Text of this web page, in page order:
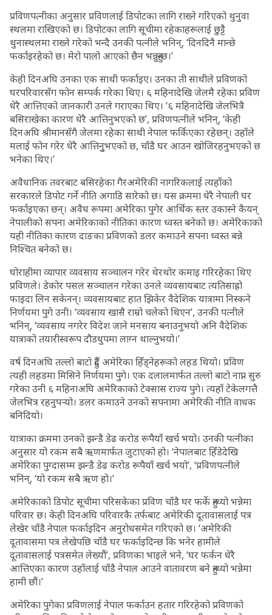
प्रविणपत्नीका अनुसार प्रविणलाई डिपोटका लागि राख्ने गरिएको थुनुवा
स्थलमा राखिएको छ। डिपोटका लागि सूचीमा रहेकाहरूलाई छुट्टै
थुनास्थलमा राख्ने गरेको भन्दै उनकी पत्नीले भनिन्, ‘दिनदिनै मान्छे
फर्काइरहेको छ। मेरो पालो आएको छैन भन्नुहुन्छ।’
केही दिनअघि उनका एक साथी फर्काइए। उनका ती साथीले प्रविणको
घरपरिवारसँग फोन सम्पर्क गरेका थिए। ६ महिनादेखि जेलमै रहेका प्रविण
धेरै आत्तिएको जानकारी उनले गराएका थिए। ‘६ महिनादेखि जेलभित्रै
बसिराखेका कारण धेरै आत्तिनुभएको छ’, प्रविणपत्नीले भनिन्, ‘केही
दिनअघि श्रीमानसँगै जेलमा रहेका साथी नेपाल फर्किएका रहेछन्। उहाँले
मलाई फोन गरेर धेरै आत्तिनुुभएको छ, चाँडै घर आउन खोजिरहनुभएको छ
भनेका थिए।’
अवैधानिक तवरबाट बसिरहेका गैरअमेरिकी नागरिकलाई त्यहाँको
सरकारले डिपोट गर्ने नीति अगाडि सारेको छ। यस क्रममा धेरै नेपाली घर
फर्काइएका छन्। अवैध रूपमा अमेरिका पुगेर आर्थिक स्तर उकास्ने कैयन्
नेपालीको सपना अमेरिकाको नीतिका कारण ध्वस्त बनेको छ। अमेरिकाको
यही नीतिका कारण दाङका प्रविणको डलर कमाउने सपना ध्वस्त बन्ने
निश्चित बनेको छ।
घोराहीमा व्यापार व्यवसाय सञ्चालन गरेर थेरथोर कमाइ गरिरहेका थिए
प्रविणले। डेकोर पसल सञ्चालन गरेका उनले व्यवसायबाट त्यतिसाह्रो
फाइदा लिन सकेनन्। व्यवसायबाट हात झिकेर वैदेशिक यात्रामा निस्कने
निर्णयमा पुगे उनी। ‘व्यवसाय खासै राम्रो चलेको थिएन’, उनकी पत्नीले
भनिन्, ‘व्यवसाय नगरेर विदेश जाने मनसाय बनाउनुभयो अनि वैदेशिक
यात्राको तयारीस्वरूप दौडधुपमा लाग्न थाल्नुभयो।’
वर्ष दिनअघि तल्लो बाटो हुँदै अमेरिका हिँड्नेहरूको लहड थियो। प्रविण
त्यही लहडमा मिसिने निर्णयमा पुगे। एक दलालमार्फत तल्लो बाटो नाप्न सुरु
गरेका उनी ६ महिनाअघि अमेरिकाको टेक्सास राज्य पुगे। त्यहाँ टेकेलगत्तै
जेलभित्र रहनुपर्‍यो। डलर कमाउने उनको सपनामा अमेरिकी नीति वाधक
बनिदियो।
यात्राका क्रममा उनको झन्डै डेढ करोड रूपैयाँ खर्च भयो। उनकी पत्नीका
अनुसार यो रकम सबै ऋणमार्फत जुटाएको हो। ‘नेपालबाट हिँडेदेखि
अमेरिका पुग्दासम्म झन्डै डेढ करोड रूपैयाँ खर्च भयो’, ‘प्रविणपत्नीले
भनिन्, ‘यो रकम सबै ऋण हो।’
अमेरिकाको डिपोट सूचीमा परिसकेका प्रविण चाँडै घर फर्के हुन्थ्यो भन्नेमा
परिवार छ। केही दिनअघि परिवारकै तर्फबाट अमेरिकी दूतावासलाई पत्र
लेखेर चाँडै नेपाल फर्काइदिन अनुरोधसमेत गरिएको छ। ‘अमेरिकी
दूतावासमा पत्र लेखेपछि चाँडै घर फर्काइदिन्छ कि भनेर हामीले
दूतावासलाई पत्रसमेत लेख्यौं’, प्रविणका भाइले भने, ‘घर फर्कन धेरै
आत्तिएका कारण उहाँलाई चाँडै नेपाल आउने वातावरण बने हुन्थ्यो भन्नेमा
हामी छौं।’
अमेरिका पुगेका प्रविणलाई नेपाल फर्काउन हतार गरिरहेको प्रविणको